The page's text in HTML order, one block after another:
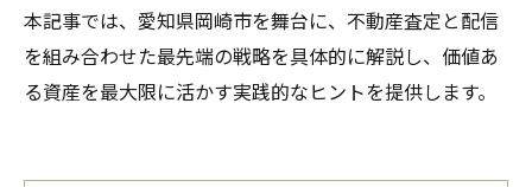
本記事では、愛知県岡崎市を舞台に、不動産査定と配信
を組み合わせた最先端の戦略を具体的に解説し、価値あ
る資産を最大限に活かす実践的なヒントを提供します。